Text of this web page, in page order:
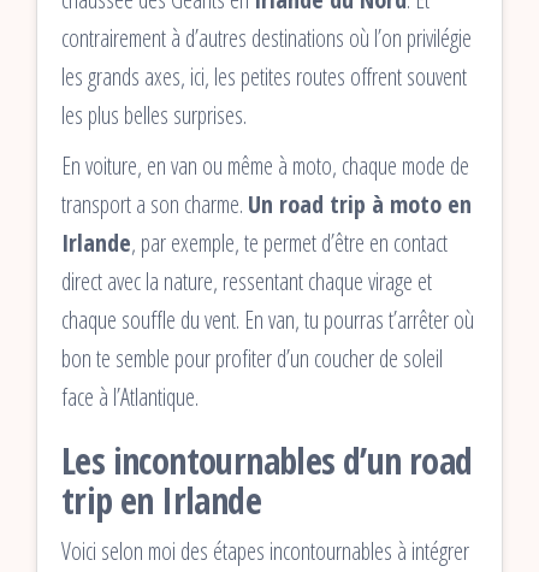
contrairement à d’autres destinations où l’on privilégie
les grands axes, ici, les petites routes offrent souvent
les plus belles surprises.
En voiture, en van ou même à moto, chaque mode de
transport a son charme. Un road trip à moto en
Irlande, par exemple, te permet d’être en contact
direct avec la nature, ressentant chaque virage et
chaque souffle du vent. En van, tu pourras t’arrêter où
bon te semble pour profiter d’un coucher de soleil
face à l’Atlantique.
Les incontournables d’un road
trip en Irlande
Voici selon moi des étapes incontournables à intégrer